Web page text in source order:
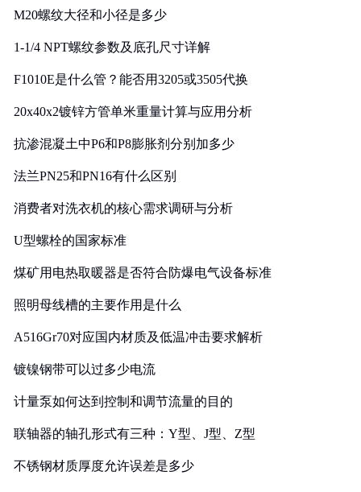
M20螺纹大径和小径是多少
1-1/4 NPT螺纹参数及底孔尺寸详解
F1010E是什么管？能否用3205或3505代换
20x40x2镀锌方管单米重量计算与应用分析
抗渗混凝土中P6和P8膨胀剂分别加多少
法兰PN25和PN16有什么区别
消费者对洗衣机的核心需求调研与分析
U型螺栓的国家标准
煤矿用电热取暖器是否符合防爆电气设备标准
照明母线槽的主要作用是什么
A516Gr70对应国内材质及低温冲击要求解析
镀镍钢带可以过多少电流
计量泵如何达到控制和调节流量的目的
联轴器的轴孔形式有三种：Y型、J型、Z型
不锈钢材质厚度允许误差是多少